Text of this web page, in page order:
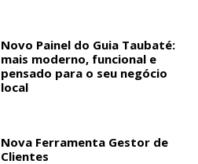
Novo Painel do Guia Taubaté:
mais moderno, funcional e
pensado para o seu negócio
local
Nova Ferramenta Gestor de
Clientes